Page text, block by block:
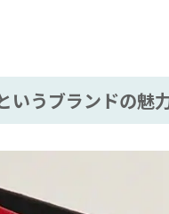
いうブランドの魅